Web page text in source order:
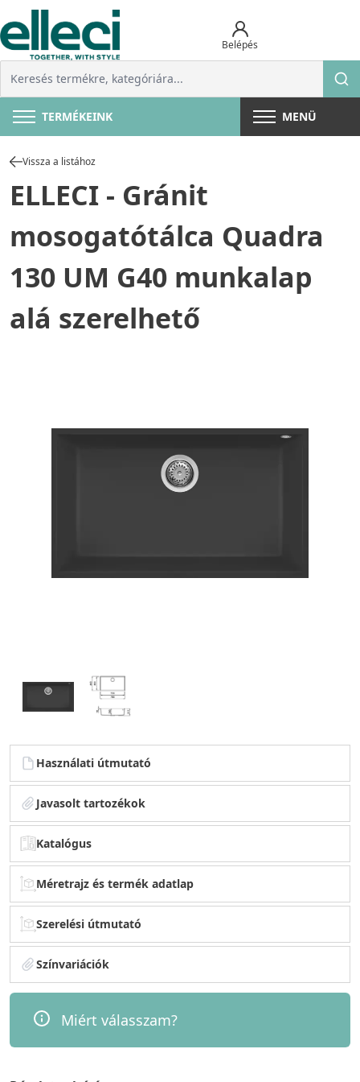
Belépés
TERMÉKEINK MENÜ
Vissza a listához
ELLECI - Gránit
mosogatótálca Quadra
130 UM G40 munkalap
alá szerelhető
Használati útmutató
Javasolt tartozékok
Katalógus
Méretrajz és termék adatlap
Szerelési útmutató
Színvariációk
Miért válasszam?